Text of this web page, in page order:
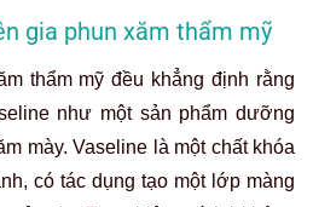
gia phun xăm thẩm mỹ
thẩm mỹ đều khẳng định rằng
như một sản phẩm dưỡng
mày. Vaseline là một chất khóa
có tác dụng tạo một lớp màng